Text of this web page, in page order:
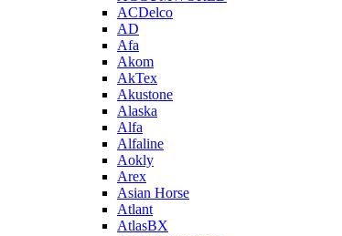
ACDelco
AD
Afa
Akom
AkTex
Akustone
Alaska
Alfa
Alfaline
Aokly
Arex
Asian Horse
Atlant
AtlasBX